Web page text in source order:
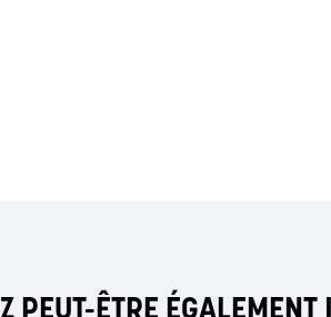
PEUT-ÊTRE ÉGALEMENT